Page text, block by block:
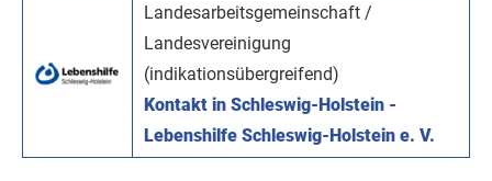
Landesarbeitsgemeinschaft /
Landesvereinigung
(indikationsübergreifend)
Kontakt in Schleswig-Holstein -
Lebenshilfe Schleswig-Holstein e. V.